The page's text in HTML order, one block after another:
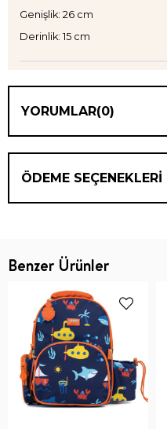
Genişlik: 26 cm
Derinlik: 15 cm
YORUMLAR(0)
ÖDEME SEÇENEKLERI
Benzer Ürünler